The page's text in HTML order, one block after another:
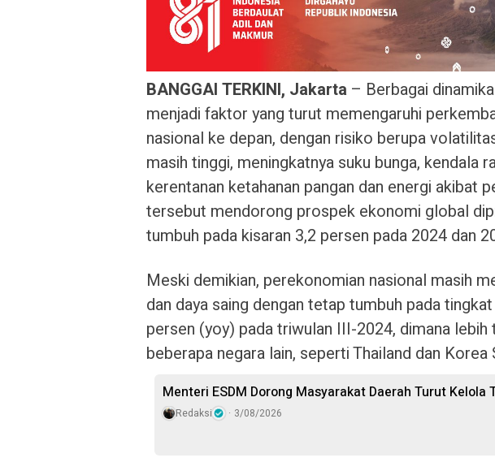
BANGGAI TERKINI, Jakarta – Berbagai
menjadi faktor yang turut memengaruhi
nasional ke depan, dengan risiko berupa
masih tinggi, meningkatnya suku bunga, kendala
kerentanan ketahanan pangan dan energi akibat
tersebut mendorong prospek ekonomi global
tumbuh pada kisaran 3,2 persen pada 2024 dan
Meski demikian, perekonomian nasional masih
dan daya saing dengan tetap tumbuh pada
persen (yoy) pada triwulan III-2024, dimana lebih
beberapa negara lain, seperti Thailand dan Korea
Menteri ESDM Dorong Masyarakat Daerah Turut Kelola
Redaksi 3/08/2026